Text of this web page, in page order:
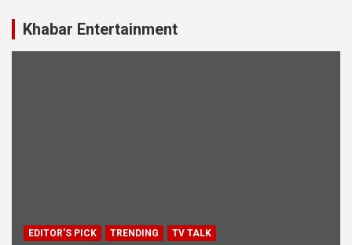
Khabar Entertainment
EDITOR'S PICK TRENDING TV TALK